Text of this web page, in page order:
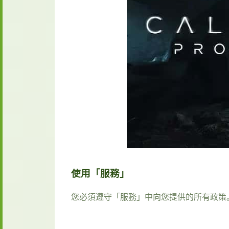
使用「服務」
您必須遵守「服務」中向您提供的所有政策